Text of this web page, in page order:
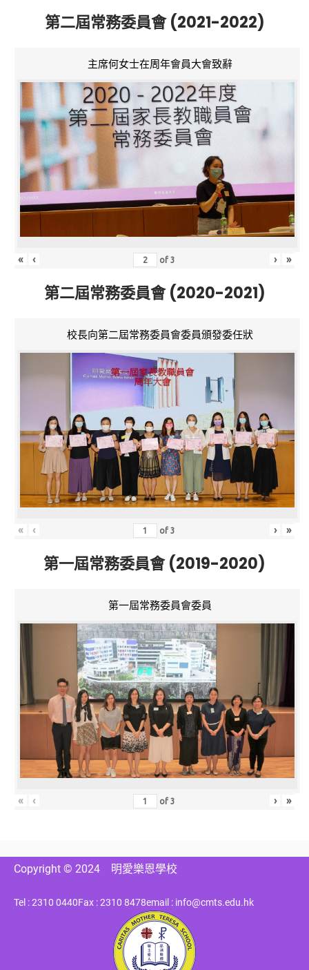
第二屆常務委員會 (2021-2022)
主席何女士在周年會員大會致辭
« ‹ of3 › »
第二屆常務委員會 (2020-2021)
校長向第二屆常務委員會委員頒發委任狀
« ‹ of3 › »
第一屆常務委員會 (2019-2020)
第一屆常務委員會委員
« ‹ of3 › »
Copyright © 2024 明愛樂恩學校
Tel : 2310 0440Fax : 2310 8478email : info@cmts.edu.hk